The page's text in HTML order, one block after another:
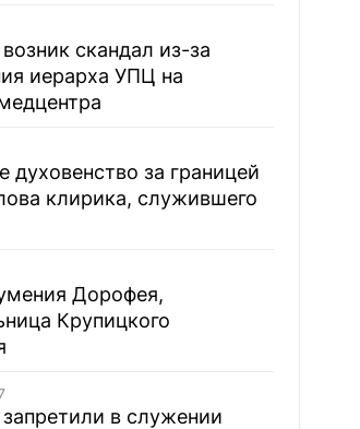
скандал из-за
иерарха УПЦ на
духовенство за границей
клирика, служившего
Дорофея,
Крупицкого
в служении